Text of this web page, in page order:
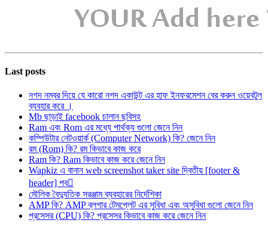
Last posts
নগদ নম্বর দিয়ে যে কারো নগদ একাউন্ট এর হাফ ইনফরমেশন বের করুন ওয়েবটুল
ব্যবহার করে ।
Mb ছাড়াই facebook চালান ছবিসহ
Ram এবং Rom এর মধ্যে পার্থক্য গুলো জেনে নিন
কম্পিউটার নেটওয়ার্ক (Computer Network) কি? জেনে নিন
রম (Rom) কি? রম কিভাবে কাজ করে
Ram কি? Ram কিভাবে কাজ করে জেনে নিন
Wapkiz এ বানান web screenshot taker site দ্বিতীয় [footer &
header] পব
মৌলিক বৈদ্যুতিক সরঞ্জাম ব্যবহারের নির্দেশিকা
AMP কি? AMP ব্লগার টেমপ্লেট এর সুবিধা এবং অসুবিধা গুলো জেনে নিন
প্রসেসর (CPU) কি? প্রসেসর কিভাবে কাজ করে জেনে নিন